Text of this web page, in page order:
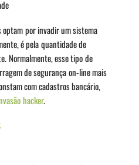
optam por invadir um sistema
é pela quantidade de
Normalmente, esse tipo de
de segurança on-line mais
com cadastros bancário,
hacker.